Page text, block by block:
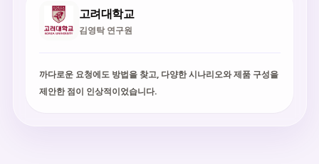
고려대학교
김영탁 연구원
까다로운 요청에도 방법을 찾고, 다양한 시나리오와 제품 구성을
제안한 점이 인상적이었습니다.